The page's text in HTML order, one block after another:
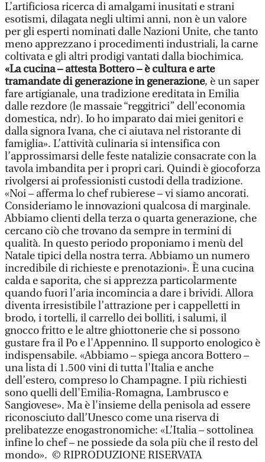
L’artificiosa ricerca di amalgami inusitati e strani
esotismi, dilagata negli ultimi anni, non è un valore
per gli esperti nominati dalle Nazioni Unite, che tanto
meno apprezzano i procedimenti industriali, la carne
coltivata e gli altri prodigi vantati dalla biochimica.
«La cucina – attesta Bottero – è cultura e arte
tramandate di generazione in generazione, è un saper
fare artigianale, una tradizione ereditata in Emilia
dalle rezdore (le massaie “reggitrici” dell’economia
domestica, ndr). Io ho imparato dai miei genitori e
dalla signora Ivana, che ci aiutava nel ristorante di
famiglia». L’attività culinaria si intensifica con
l’approssimarsi delle feste natalizie consacrate con la
tavola imbandita per i propri cari. Quindi è giocoforza
rivolgersi ai professionisti custodi della tradizione.
«Noi – afferma lo chef rubierese – vi siamo ancorati.
Consideriamo le innovazioni qualcosa di marginale.
Abbiamo clienti della terza o quarta generazione, che
cercano ciò che trovano da sempre in termini di
qualità. In questo periodo proponiamo i menù del
Natale tipici della nostra terra. Abbiamo un numero
incredibile di richieste e prenotazioni». È una cucina
calda e saporita, che si apprezza particolarmente
quando fuori l’aria incomincia a dare i brividi. Allora
diventa irresistibile l’attrazione per i cappelletti in
brodo, i tortelli, il carrello dei bolliti, i salumi, il
gnocco fritto e le altre ghiottonerie che si possono
gustare fra il Po e l'Appennino. Il supporto enologico è
indispensabile. «Abbiamo – spiega ancora Bottero –
una lista di 1.500 vini di tutta l'Italia e anche
dell’estero, compreso lo Champagne. I più richiesti
sono quelli dell'Emilia-Romagna, Lambrusco e
Sangiovese». Ma è l'insieme della penisola ad essere
riconosciuto dall’Unesco come una riserva di
prelibatezze enogastronomiche: «L’Italia – sottolinea
infine lo chef – ne possiede da sola più che il resto del
mondo». © RIPRODUZIONE RISERVATA